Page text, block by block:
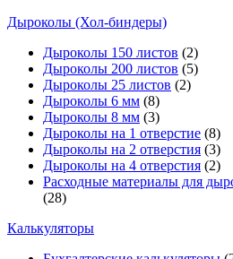
Дыроколы (Хол-биндеры)
Дыроколы 150 листов (2)
Дыроколы 200 листов (5)
Дыроколы 25 листов (2)
Дыроколы 6 мм (8)
Дыроколы 8 мм (3)
Дыроколы на 1 отверстие (8)
Дыроколы на 2 отверстия (3)
Дыроколы на 4 отверстия (2)
Расходные материалы для
(28)
Калькуляторы